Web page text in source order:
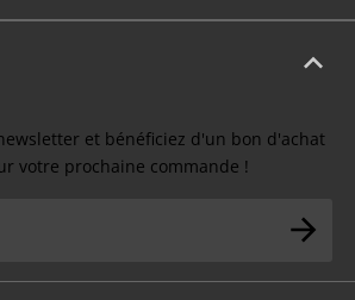
et bénéficiez d'un bon d'achat
votre prochaine commande !